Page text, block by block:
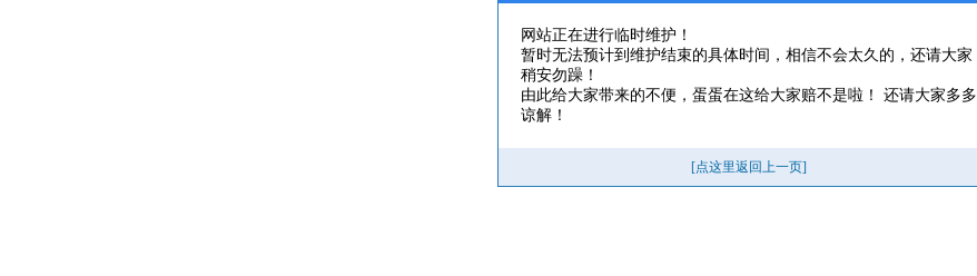
网站正在进行临时维护！
暂时无法预计到维护结束的具体时间，相信不会太久的，还请大家
稍安勿躁！
由此给大家带来的不便，蛋蛋在这给大家赔不是啦！ 还请大家多多
谅解！
[点这里返回上一页]